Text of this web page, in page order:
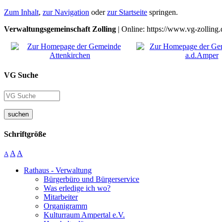
Zum Inhalt, zur Navigation oderzur Startseite springen.
Verwaltungsgemeinschaft Zolling | Online: https://www.vg-
VG Suche
suchen
Schriftgröße
A A A
Rathaus - Verwaltung
Bürgerbüro und Bürgerservice
Was erledige ich wo?
Mitarbeiter
Organigramm
Kulturraum Ampertal e.V.